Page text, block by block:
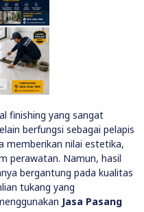
finishing yang sangat
berfungsi sebagai pelapis
memberikan nilai estetika,
perawatan. Namun, hasil
bergantung pada kualitas
tukang yang
Jasa Pasang